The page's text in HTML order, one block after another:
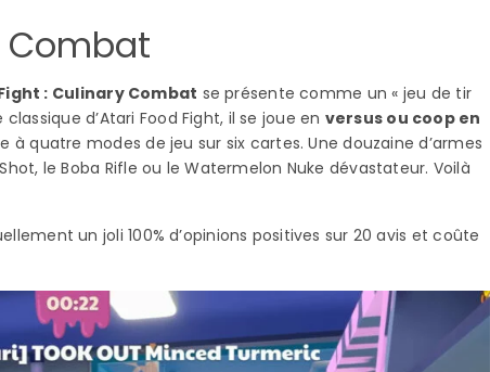
Combat
: Culinary Combat se présente comme un « jeu de tir
d’Atari Food Fight, il se joue en versus ou coop en
à quatre modes de jeu sur six cartes. Une douzaine d’armes
le Boba Rifle ou le Watermelon Nuke dévastateur. Voilà
un joli 100% d’opinions positives sur 20 avis et coûte